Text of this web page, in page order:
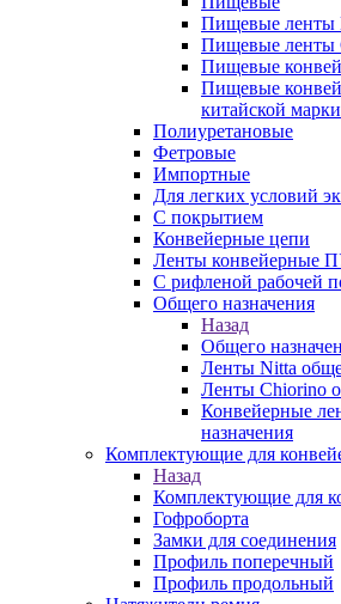
Пищевые ленты
Пищевые ленты
Пищевые
Пищевые
китайской
Полиуретановые
Фетровые
Импортные
Для легких условий
С покрытием
Конвейерные цепи
Ленты конвейерные
С рифленой рабочей
Общего назначения
Назад
Общего
Ленты Nitta
Ленты Chiorino
Конвейерные
назначения
Комплектующие для
Назад
Комплектующие для
Гофроборта
Замки для соединения
Профиль поперечный
Профиль продольный